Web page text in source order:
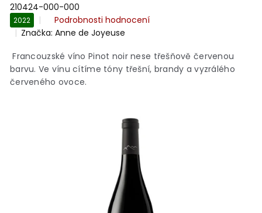
210424-000-000
2022
Průměrné
hodnocení
je
0,0
z
5
Podrobnosti hodnocení
Značka:Anne de Joyeuse
Francouzské víno Pinot noir nese třešňově červenou
barvu. Ve vínu cítíme tóny třešní, brandy a vyzrálého
červeného ovoce.